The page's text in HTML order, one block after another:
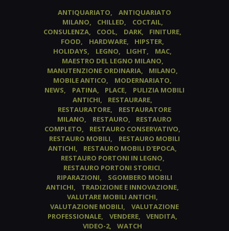
ANTIQUARIATO
ANTIQUARIATO
MILANO
CHILLED
COCTAIL
CONSULENZA
COOL DARK
FINITURE
FOOD
HARDWARE
HIPSTER
HOLIDAYS
LEGNO LIGHT
MAC
MAESTRO DEL LEGNO MILANO
MANUTENZIONE ORDINARIA
MILANO
MOBILE ANTICO
MODERNARIATO
NEWS
PATINA PLACE
PULIZIA MOBILI
ANTICHI
RESTAURARE
RESTAURATORE
RESTAURATORE
MILANO
RESTAURO
RESTAURO
COMPLETO
RESTAURO CONSERVATIVO
RESTAURO MOBILI
RESTAURO MOBILI
ANTICHI
RESTAURO MOBILI D'EPOCA
RESTAURO PORTONI IN LEGNO
RESTAURO PORTONI STORICI
RIPARAZIONI
SGOMBERO MOBILI
ANTICHI
TRADIZIONE E INNOVAZIONE
VALUTARE MOBILI ANTICHI
VALUTAZIONE MOBILI
VALUTAZIONE
PROFESSIONALE
VENDERE
VENDITA
VIDEO-2
WATCH